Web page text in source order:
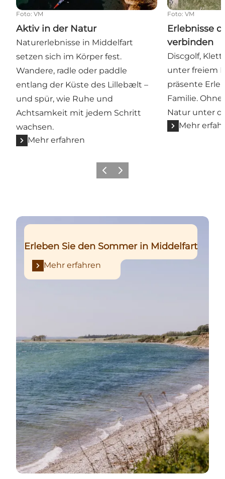
Foto: VM
Aktiv in der Natur
Naturerlebnisse in Middelfart
setzen sich im Körper fest.
Wandere, radle oder paddle
entlang der Küste des Lillebælt –
und spür, wie Ruhe und
Achtsamkeit mit jedem Schritt
wachsen.
Mehr erfahren
Foto: VM
Erlebnisse
verbinden
Discgolf,
unter freiem
präsente
Familie.
Natur unter
Mehr
ZurückWeiter
Mehr erfahren
Erleben Sie den Sommer in Middelfart
Mehr erfahren